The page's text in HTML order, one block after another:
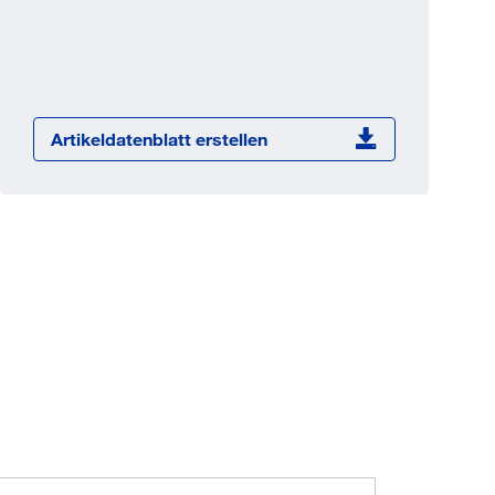
OCI Schnittstelle zu lhrer
Warenwirtschaft
Artikeldatenblatt erstellen